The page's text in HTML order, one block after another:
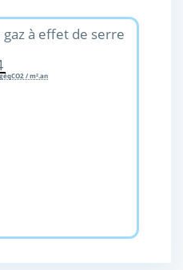
à effet de serre
/ m².an